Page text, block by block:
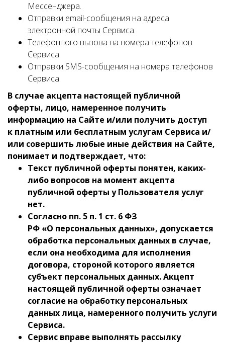
Мессенджера.
Отправки email-сообщения на адреса
электронной почты Сервиса.
Телефонного вызова на номера телефонов
Сервиса.
Отправки SMS-сообщения на номера телефонов
Сервиса.
В случае акцепта настоящей публичной
оферты, лицо, намеренное получить
информацию на Сайте и/или получить доступ
к платным или бесплатным услугам Сервиса и/
или совершить любые иные действия на Сайте,
понимает и подтверждает, что:
Текст публичной оферты понятен, каких-
либо вопросов на момент акцепта
публичной оферты у Пользователя услуг
нет.
Согласно пп. 5 п. 1 ст. 6 ФЗ
РФ «О персональных данных», допускается
обработка персональных данных в случае,
если она необходима для исполнения
договора, стороной которого является
субъект персональных данных. Акцепт
настоящей публичной оферты означает
согласие на обработку персональных
данных лица, намеренного получить услуги
Сервиса.
Сервис вправе выполнять рассылку